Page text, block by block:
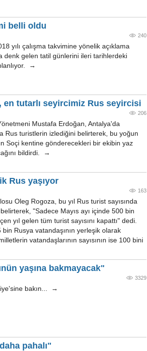
belli oldu
240
yılı çalışma takvimine yönelik açıklama
denk gelen tatil günlerini ileri tarihlerdeki
→
en tutarlı seyircimiz Rus seyircisi
206
Mustafa Erdoğan, Antalya'da
Rus turistlerin izlediğini belirterek, bu yoğun
Soçi kentine gönderecekleri bir ekibin yaz
bildirdi. →
Rus yaşıyor
163
Oleg Rogoza, bu yıl Rus turist sayısında
"Sadece Mayıs ayı içinde 500 bin
yıl gelen tüm turist sayısını kapattı" dedi.
Rusya vatandaşının yerleşik olarak
vatandaşlarının sayısının ise 100 bini
yaşına bakmayacak"
3329
bakın... →
pahalı"